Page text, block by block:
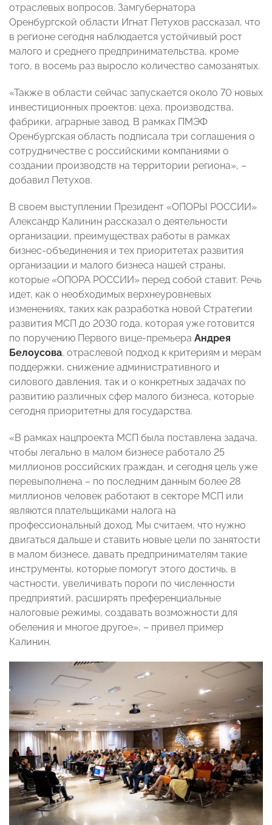
отраслевых вопросов. Замгубернатора
Оренбургской области Игнат Петухов рассказал, что
в регионе сегодня наблюдается устойчивый рост
малого и среднего предпринимательства, кроме
того, в восемь раз выросло количество самозанятых.
«Также в области сейчас запускается около 70 новых
инвестиционных проектов: цеха, производства,
фабрики, аграрные завод. В рамках ПМЭФ
Оренбургская область подписала три соглашения о
сотрудничестве с российскими компаниями о
создании производств на территории региона», –
добавил Петухов.
В своем выступлении Президент «ОПОРЫ РОССИИ»
Александр Калинин рассказал о деятельности
организации, преимуществах работы в рамках
бизнес-объединения и тех приоритетах развития
организации и малого бизнеса нашей страны,
которые «ОПОРА РОССИИ» перед собой ставит. Речь
идет, как о необходимых верхнеуровневых
изменениях, таких как разработка новой Стратегии
развития МСП до 2030 года, которая уже готовится
по поручению Первого вице-премьера Андрея
Белоусова, отраслевой подход к критериям и мерам
поддержки, снижение административного и
силового давления, так и о конкретных задачах по
развитию различных сфер малого бизнеса, которые
сегодня приоритетны для государства.
«В рамках нацпроекта МСП была поставлена задача,
чтобы легально в малом бизнесе работало 25
миллионов российских граждан, и сегодня цель уже
перевыполнена – по последним данным более 28
миллионов человек работают в секторе МСП или
являются плательщиками налога на
профессиональный доход. Мы считаем, что нужно
двигаться дальше и ставить новые цели по занятости
в малом бизнесе, давать предпринимателям такие
инструменты, которые помогут этого достичь, в
частности, увеличивать пороги по численности
предприятий, расширять преференциальные
налоговые режимы, создавать возможности для
обеления и многое другое», – привел пример
Калинин.